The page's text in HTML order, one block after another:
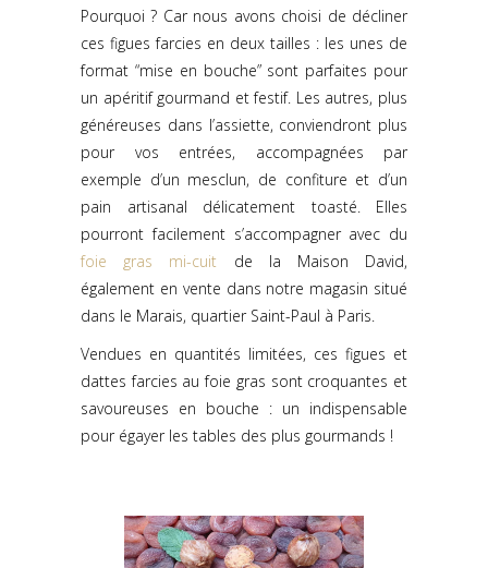
Pourquoi ? Car nous avons choisi de décliner
ces figues farcies en deux tailles : les unes de
format “mise en bouche” sont parfaites pour
un apéritif gourmand et festif. Les autres, plus
généreuses dans l’assiette, conviendront plus
pour vos entrées, accompagnées par
exemple d’un mesclun, de confiture et d’un
pain artisanal délicatement toasté. Elles
pourront facilement s’accompagner avec du
foie gras mi-cuit de la Maison David,
également en vente dans notre magasin situé
dans le Marais, quartier Saint-Paul à Paris.
Vendues en quantités limitées, ces figues et
dattes farcies au foie gras sont croquantes et
savoureuses en bouche : un indispensable
pour égayer les tables des plus gourmands !